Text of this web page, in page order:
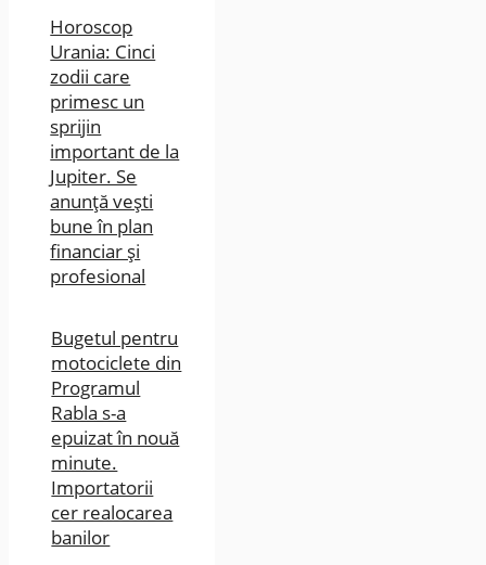
Horoscop
Urania: Cinci
zodii care
primesc un
sprijin
important de la
Jupiter. Se
anunță vești
bune în plan
financiar și
profesional
Bugetul pentru
motociclete din
Programul
Rabla s-a
epuizat în nouă
minute.
Importatorii
cer realocarea
banilor